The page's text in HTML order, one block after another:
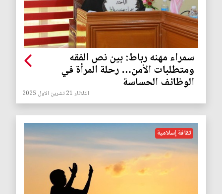
سمراء مهنه رباط: بين نص الفقه
ومتطلبات الأمن… رحلة المرأة في
الوظائف الحساسة
الثلاثاء 21 تشرين الاول 2025
ثقافة إسلامية